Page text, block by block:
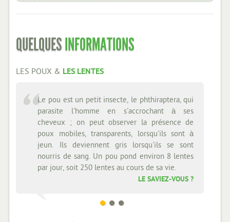
QUELQUESINFORMATIONS
LES POUX & LES LENTES
Le pou est un petit insecte, le phthiraptera, qui
parasite l'homme en s'accrochant à ses
cheveux ; on peut observer la présence de
poux mobiles, transparents, lorsqu'ils sont à
jeun. Ils deviennent gris lorsqu'ils se sont
nourris de sang. Un pou pond environ 8 lentes
par jour, soit 250 lentes au cours de sa vie.
LE SAVIEZ-VOUS ?
La lente est
vivante, elle
moins de 5mm
plus de 6mm
blanchâtre et
qui continue de
de "sa coquille"
sa mère, elle